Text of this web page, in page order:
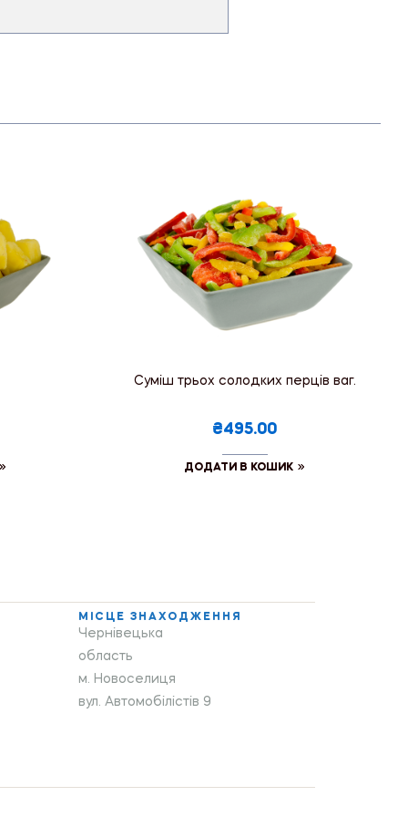
Суміш трьох солодких перців ваг.
₴495.00
ДОДАТИ В КОШИК
МІСЦЕ ЗНАХОДЖЕННЯ
Чернівецька
область
м. Новоселиця
вул. Автомобілістів 9